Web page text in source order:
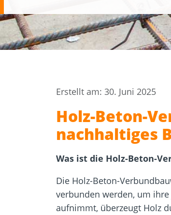
Werkzeuge und
Zubehör
Zulassungen
Erstellt am: 30. Juni 2025
Holz-Beton-
nachhaltiges
Was ist die Holz-Beton-
Die Holz-Beton-
verbunden werden, um
aufnimmt, überzeugt Holz